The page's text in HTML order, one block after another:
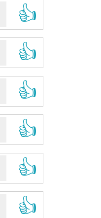
👍
👍
👍
👍
👍
👍